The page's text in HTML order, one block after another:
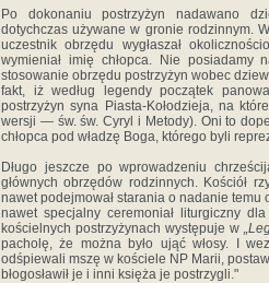
Po dokonaniu postrzyżyn nadawano
dotychczas używane w gronie rodzinnym.
uczestnik obrzędu wygłaszał
wymie­niał imię chłopca. Nie posiadamy
stosowanie obrzędu po­strzyżyn wobec
fakt, iż według legendy początek
postrzyżyn syna Piasta-Kołodzieja, na
wersji — św. św. Cyryl i Metody). Oni to
chłopca pod wła­dzę Boga, którego byli
Długo jesz­cze po wprowadzeniu
głównych obrzędów rodzin­nych. Kościół
nawet podejmował starania o nadanie
nawet specjalny ceremoniał liturgiczny
kościelnych postrzyżynach występuje w
pacholę, że można było ująć włosy. I
odśpiewali mszę w kościele NP Marii,
błogosławił je i inni księża je postrzygli."